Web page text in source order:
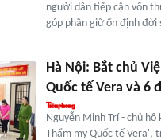
người dân tiếp cận vốn
góp phần giữ ổn định đời
Hà Nội: Bắt chủ
Quốc tế Vera và 6
Nguyễn Minh Trí - chủ hộ
Thẩm mỹ Quốc tế Vera',